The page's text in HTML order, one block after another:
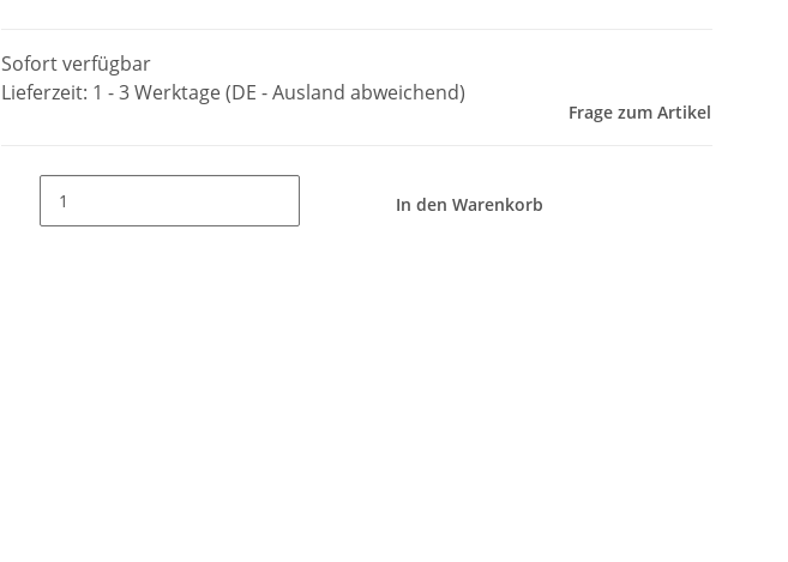
Sofort verfügbar
Lieferzeit: 1 - 3 Werktage(DE - Ausland abweichend)
Frage zum Artikel
In den Warenkorb